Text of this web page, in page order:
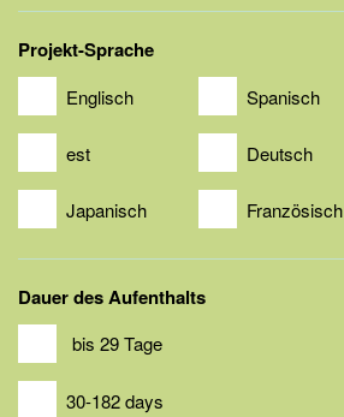
Projekt-Sprache
Englisch Spanisch
est Deutsch
Japanisch Französisch
Dauer des Aufenthalts
bis 29 Tage
30-182 days